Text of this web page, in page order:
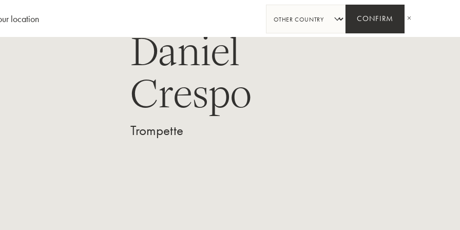
location CONFIRM
Daniel
Crespo
Trompette